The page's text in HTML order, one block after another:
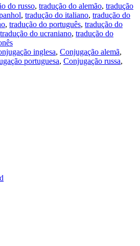
do russo, tradução do alemão, tradução
, tradução do italiano, tradução do
, tradução do português, tradução do
tradução do ucraniano, tradução do
inglesa, Conjugação alemã,
portuguesa, Conjugação russa,